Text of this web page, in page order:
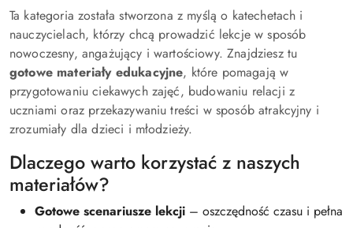
Ta kategoria została stworzona z myślą o katechetach i
nauczycielach, którzy chcą prowadzić lekcje w sposób
nowoczesny, angażujący i wartościowy. Znajdziesz tu
gotowe materiały edukacyjne, które pomagają w
przygotowaniu ciekawych zajęć, budowaniu relacji z
uczniami oraz przekazywaniu treści w sposób atrakcyjny i
zrozumiały dla dzieci i młodzieży.
Dlaczego warto korzystać z naszych
materiałów?
Gotowe scenariusze lekcji – oszczędność czasu i pełna